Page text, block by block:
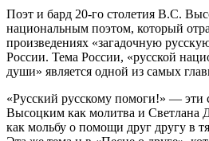
Поэт и бард 20-го столетия В.С.
национальным поэтом, который
произведениях «загадочную
России. Тема России, «русской
души» является одной из самых
«Русский русскому помоги!» — эти
Высоцким как молитва и Светлана
как мольбу о помощи друг другу в